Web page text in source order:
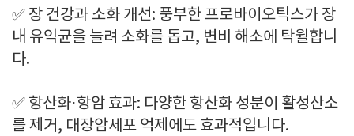
✅ 장 건강과 소화 개선: 풍부한 프로바이오틱스가 장
내 유익균을 늘려 소화를 돕고, 변비 해소에 탁월합니
다.
✅ 항산화·항암 효과: 다양한 항산화 성분이 활성산소
를 제거, 대장암세포 억제에도 효과적입니다.